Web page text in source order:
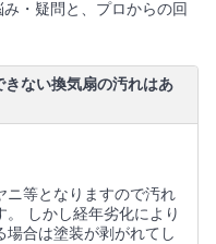
・疑問と、プロからの回
ない換気扇の汚れはあ
ニ等となりますので汚れ
しかし経年劣化により
合は塗装が剥がれてし